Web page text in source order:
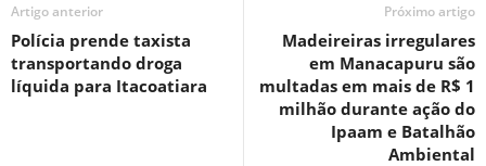
Artigo anterior
Polícia prende taxista
transportando droga
líquida para Itacoatiara
Próximo artigo
Madeireiras irregulares
em Manacapuru são
multadas em mais de R$ 1
milhão durante ação do
Ipaam e Batalhão
Ambiental